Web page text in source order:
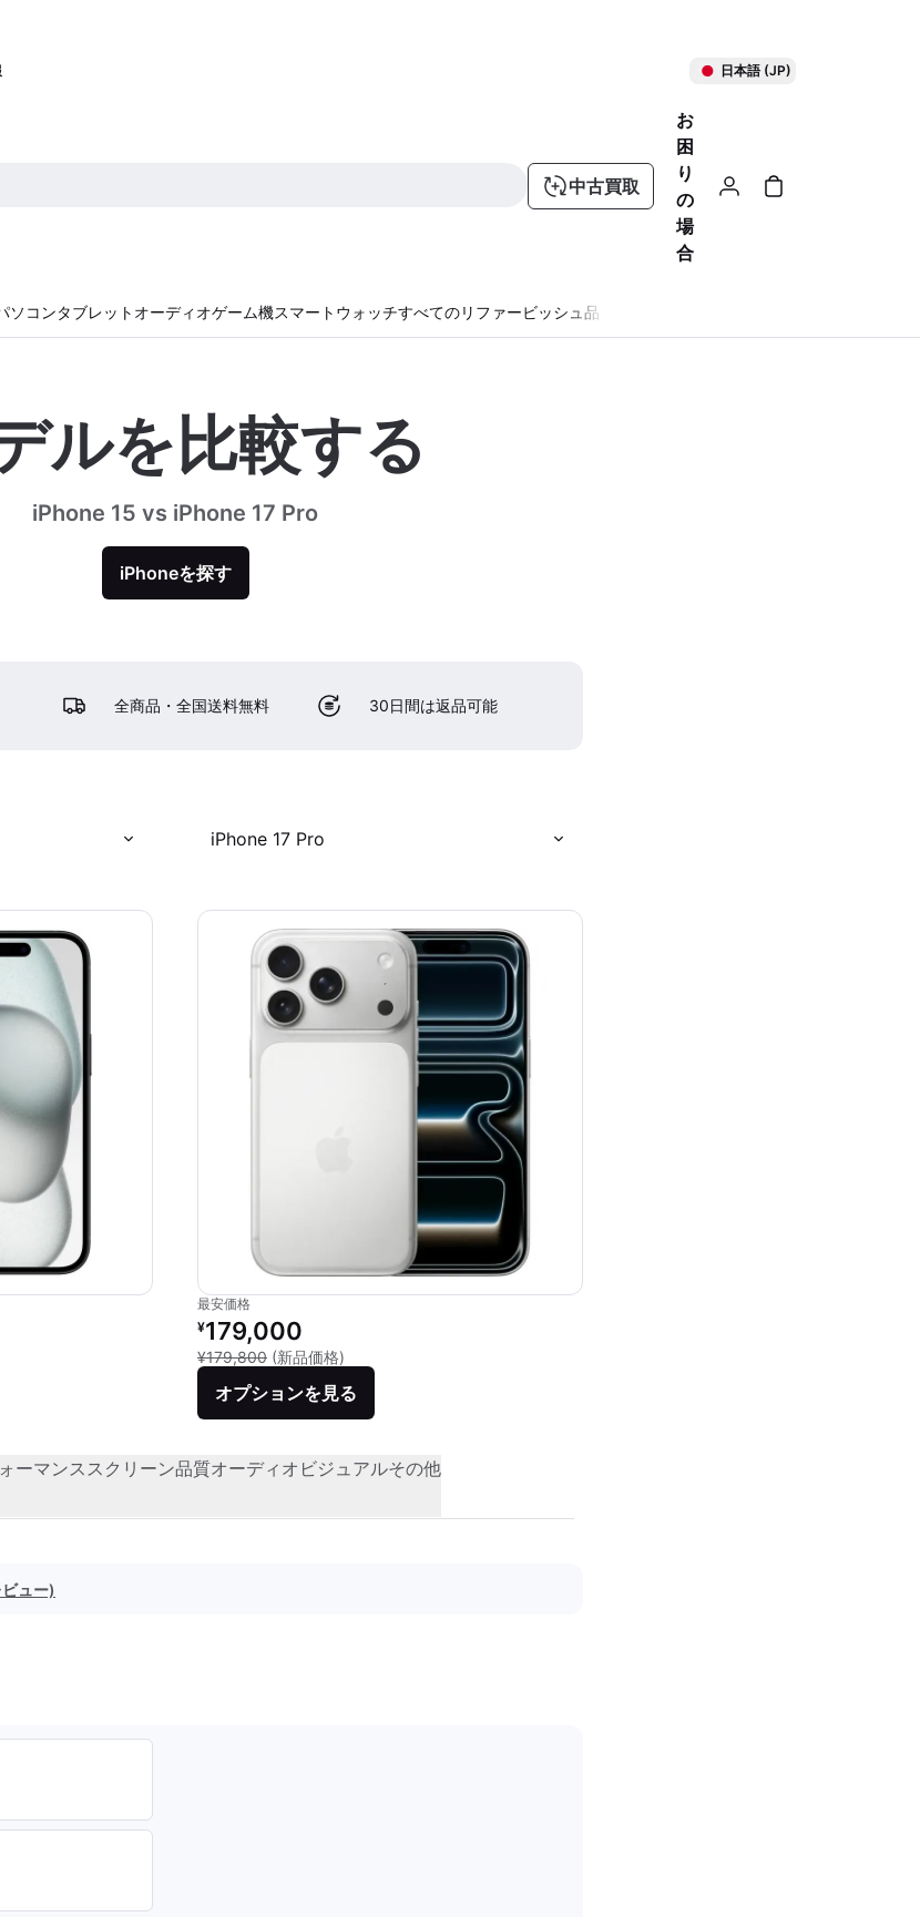
日本語 (JP)
中古買取
お
困
り
の
場
合
ソコンタブレット オーディオゲーム機スマートウォッチすべてのリファービッシュ品
ルを比較する
iPhone 15 vs iPhone 17 Pro
iPhoneを探す
全商品・全国送料無料 30日間は返品可能
iPhone 17 Pro
最安価格
リファービッシュ品の価格：
¥179,000
¥179,800 (新品価格)
オプションを見る
ーマンススクリーン品質オーディオビジュアルその他
ュー)